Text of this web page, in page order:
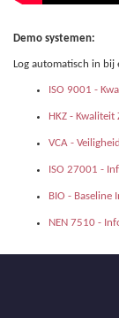
Demo systemen:
Log automatisch in bij
ISO 9001 -
HKZ - Kwaliteit
VCA - Veiligheid
ISO 27001 -
BIO - Baseline
NEN 7510 -